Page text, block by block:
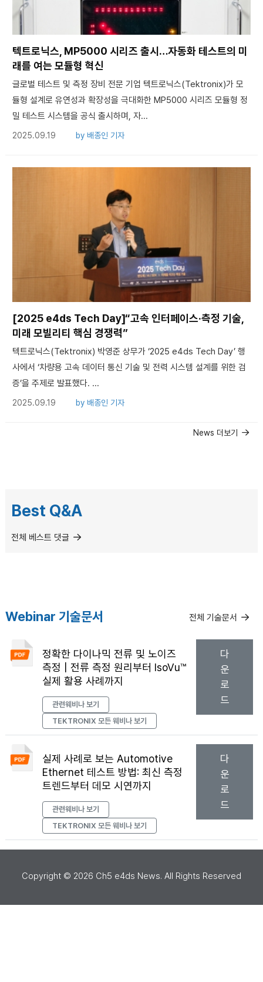
텍트로닉스, MP5000 시리즈 출시…자동화 테스트의 미
래를 여는 모듈형 혁신
글로벌 테스트 및 측정 장비 전문 기업 텍트로닉스(Tektronix)가 모
듈형 설계로 유연성과 확장성을 극대화한 MP5000 시리즈 모듈형 정
밀 테스트 시스템을 공식 출시하며, 자...
2025.09.19 by 배종인 기자
[2025 e4ds Tech Day]“고속 인터페이스·측정 기술,
미래 모빌리티 핵심 경쟁력”
텍트로닉스(Tektronix) 박영준 상무가 ‘2025 e4ds Tech Day’ 행
사에서 ‘차량용 고속 데이터 통신 기술 및 전력 시스템 설계를 위한 검
증’을 주제로 발표했다. ...
2025.09.19 by 배종인 기자
News 더보기
Best Q&A
전체 베스트 댓글
Webinar 기술문서
정확한 다이나믹 전류 및 노이즈
측정 | 전류 측정 원리부터 IsoVu™
실제 활용 사례까지
관련웨비나 보기
TEKTRONIX 모든 웨비나 보기
다
운
로
드
실제 사례로 보는 Automotive
Ethernet 테스트 방법: 최신 측정
트렌드부터 데모 시연까지
관련웨비나 보기
TEKTRONIX 모든 웨비나 보기
다
운
로
드
전체 기술문서
Copyright © 2026 Ch5 e4ds News. All Rights Reserved